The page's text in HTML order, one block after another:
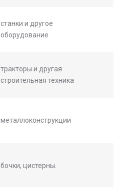
станки и другое
оборудование
тракторы и другая
строительная техника
металлоконструкции
бочки, цистерны.